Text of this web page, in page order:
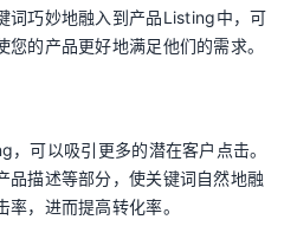
词巧妙地融入到产品Listing中，可
的产品更好地满足他们的需求。
可以吸引更多的潜在客户点击。
品描述等部分，使关键词自然地融
，进而提高转化率。